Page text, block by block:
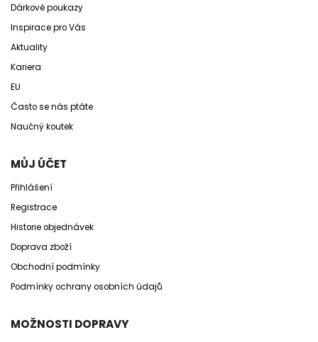
Dárkové poukazy
Inspirace pro Vás
Aktuality
Kariera
EU
Často se nás ptáte
Naučný koutek
MŮJ ÚČET
Přihlášení
Registrace
Historie objednávek
Doprava zboží
Obchodní podmínky
Podmínky ochrany osobních údajů
MOŽNOSTI DOPRAVY